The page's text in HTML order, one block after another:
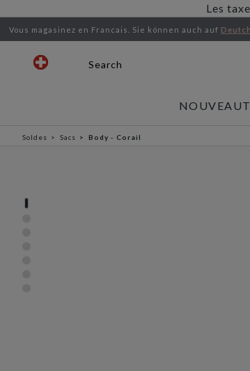
Les
Vous magasinez en Francais. Sie können auch auf Deutch
Search
Soldes Sacs Body - Corail